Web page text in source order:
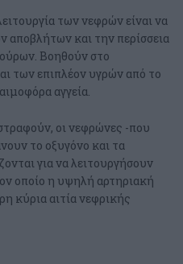
των νεφρών είναι να
αποβλήτων και την περίσσεια
Βοηθούν στο
των επιπλέον υγρών από το
αγγεία.
οι νεφρώνες -που
το οξυγόνο και τα
για να λειτουργήσουν
οποίο η υψηλή αρτηριακή
κύρια αιτία νεφρικής